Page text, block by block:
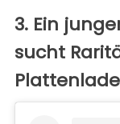
3. Ein
sucht